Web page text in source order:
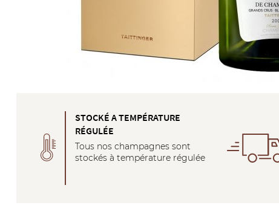
STOCKÉ A TEMPÉRATURE
RÉGULÉE
Tous nos champagnes sont
stockés à température régulée